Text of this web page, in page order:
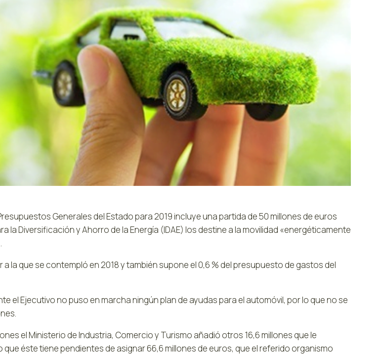
Generales del Estado para 2019 incluye una partida de 50 millones de euros
la Diversificación y Ahorro de la Energía (IDAE) los destine a la movilidad «energéticamente
a la que se contempló en 2018 y también supone el 0,6 % del presupuesto de gastos del
el Ejecutivo no puso en marcha ningún plan de ayudas para el automóvil, por lo que no se
el Ministerio de Industria, Comercio y Turismo añadió otros 16,6 millones que le
que éste tiene pendientes de asignar 66,6 millones de euros, que el referido organismo